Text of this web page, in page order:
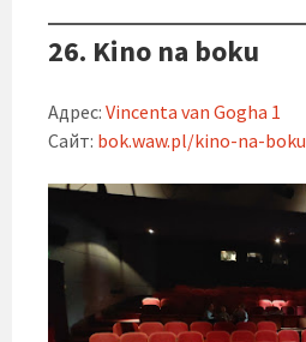
26. Kino na boku
Адрес: Vincenta van Gogha 1
Сайт: bok.waw.pl/kino-na-boku